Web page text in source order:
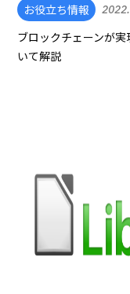
お役立ち情報
ブロックチェーンが
いて解説